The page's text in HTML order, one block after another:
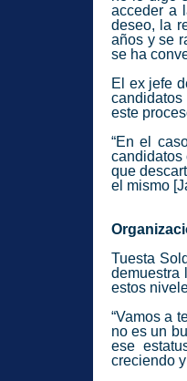
acceder a
deseo, la
años y se
se ha
El ex jefe
este
“En el
candidatos
que
el mismo
Tuesta
demuestra
estos
“Vamos a
no es un
ese
creciendo